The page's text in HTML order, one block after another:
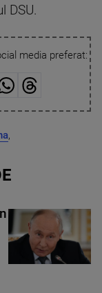
DSU.
media preferat:
,